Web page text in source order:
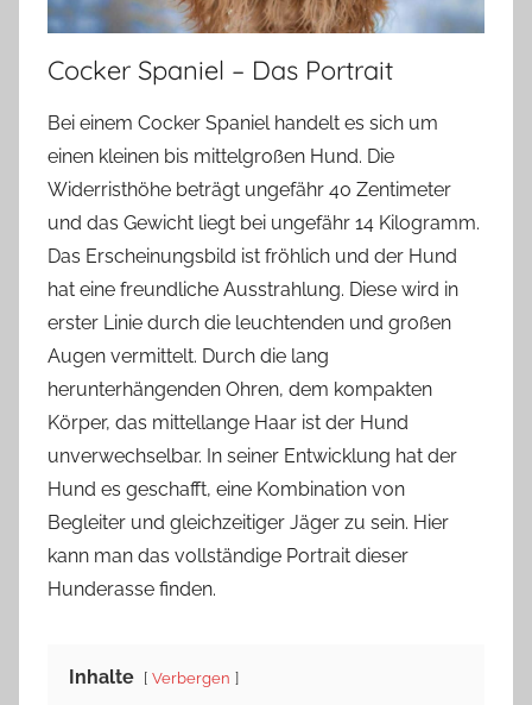
Cocker Spaniel – Das Portrait
Bei einem Cocker Spaniel handelt es sich um
einen kleinen bis mittelgroßen Hund. Die
Widerristhöhe beträgt ungefähr 40 Zentimeter
und das Gewicht liegt bei ungefähr 14 Kilogramm.
Das Erscheinungsbild ist fröhlich und der Hund
hat eine freundliche Ausstrahlung. Diese wird in
erster Linie durch die leuchtenden und großen
Augen vermittelt. Durch die lang
herunterhängenden Ohren, dem kompakten
Körper, das mittellange Haar ist der Hund
unverwechselbar. In seiner Entwicklung hat der
Hund es geschafft, eine Kombination von
Begleiter und gleichzeitiger Jäger zu sein. Hier
kann man das vollständige Portrait dieser
Hunderasse finden.
Inhalte Verbergen